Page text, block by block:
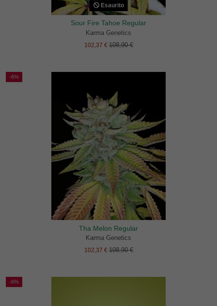
Esaurito
Sour Fire Tahoe Regular
Karma Genetics
102,37 €108,90 €
-6%
Tha Melon Regular
Karma Genetics
102,37 €108,90 €
-6%